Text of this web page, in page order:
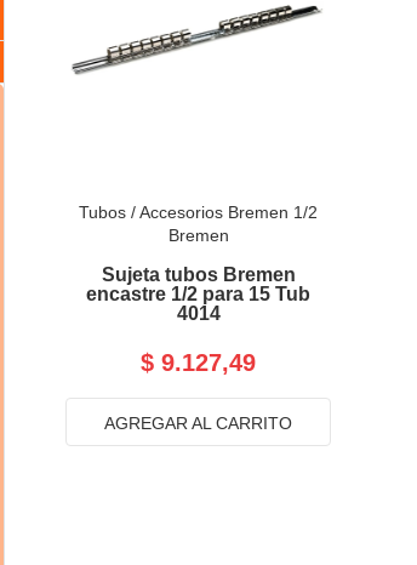
Tubos /Accesorios Bremen 1/2
Bremen
Sujeta tubos Bremen
encastre 1/2 para 15 Tub
4014
$ 9.127,49
AGREGAR AL CARRITO